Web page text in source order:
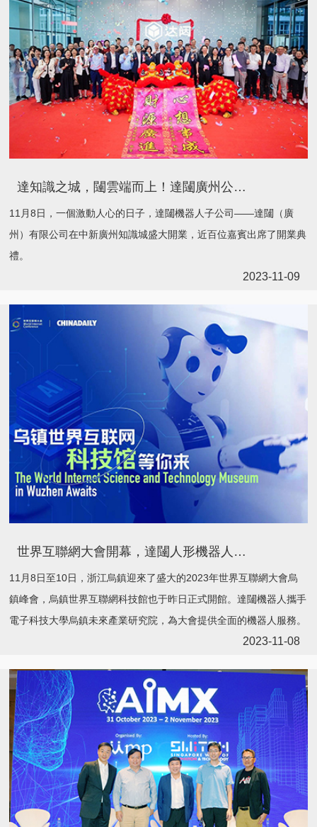
達知識之城，闥雲端而上！達闥廣州公司盛大開業
11月8日，一個激動人心的日子，達闥機器人子公司——達闥（廣
州）有限公司在中新廣州知識城盛大開業，近百位嘉賓出席了開業典
禮。
2023-11-09
世界互聯網大會開幕，達闥人形機器人成科技館最閃亮的「明星」
11月8日至10日，浙江烏鎮迎來了盛大的2023年世界互聯網大會烏
鎮峰會，烏鎮世界互聯網科技館也于昨日正式開館。達闥機器人攜手
電子科技大學烏鎮未來產業研究院，為大會提供全面的機器人服務。
2023-11-08